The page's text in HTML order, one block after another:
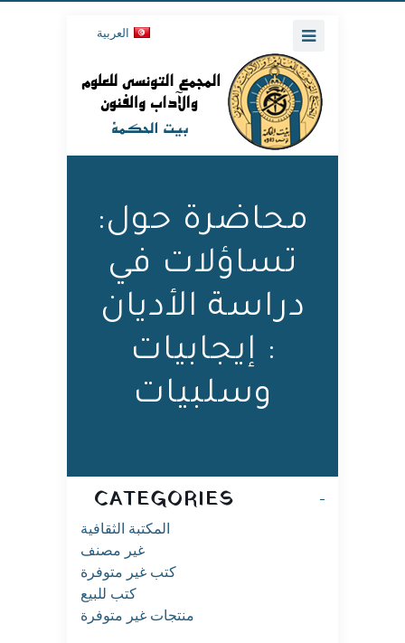
العربية
محاضرة حول:
تساؤلات في
دراسة الأديان
: إيجابيات
وسلبيات
CATEGORIES
المكتبة الثقافية
غير مصنف
كتب غير متوفرة
كتب للبيع
منتجات غير متوفرة